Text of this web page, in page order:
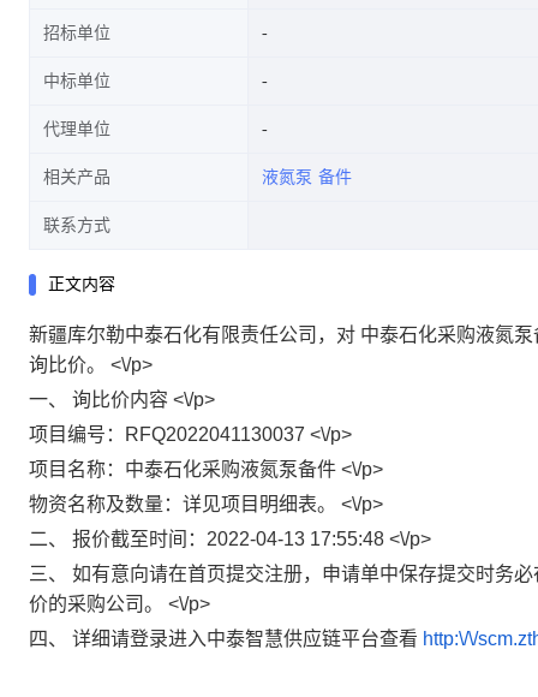
招标单位
中标单位
代理单位
相关产品 液氮泵 备件
联系方式
正文内容
新疆库尔勒中泰石化有限责任公司，对 中泰石化采购液氮
询比价。 <\/p>
一、 询比价内容 <\/p>
项目编号：RFQ2022041130037 <\/p>
项目名称：中泰石化采购液氮泵备件 <\/p>
物资名称及数量：详见项目明细表。 <\/p>
二、 报价截至时间：2022-04-13 17:55:48 <\/p>
三、 如有意向请在首页提交注册，申请单中保存提交时务
价的采购公司。 <\/p>
四、 详细请登录进入中泰智慧供应链平台查看 http:\/\/